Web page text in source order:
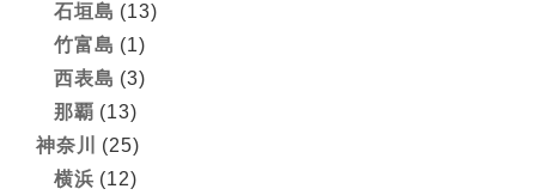
石垣島 (13)
竹富島 (1)
西表島 (3)
那覇 (13)
神奈川
(25)
横浜 (12)